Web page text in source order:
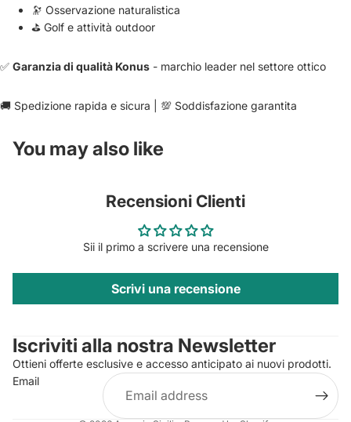
🔭 Osservazione naturalistica
⛳ Golf e attività outdoor
✅ Garanzia di qualità Konus - marchio leader nel settore ottico
🚚 Spedizione rapida e sicura | 💯 Soddisfazione garantita
You may also like
Recensioni Clienti
Sii il primo a scrivere una recensione
Scrivi una recensione
Iscriviti alla nostra Newsletter
Ottieni offerte esclusive e accesso anticipato ai nuovi prodotti.
Email
Privacy policy
Refund policy
Terms of service
Shipping policy
Legal notice